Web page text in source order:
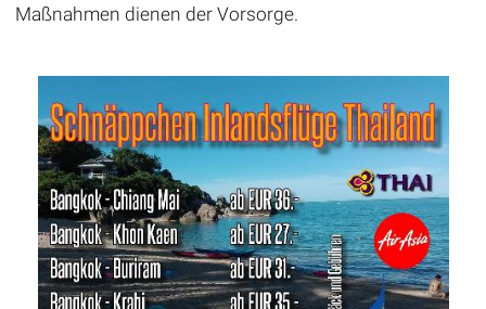
Maßnahmen dienen der Vorsorge.